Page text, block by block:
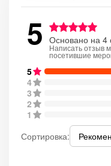
5 Основано на 4
Написать отзыв
посетившие
5
4
3
2
1
Сортировка: